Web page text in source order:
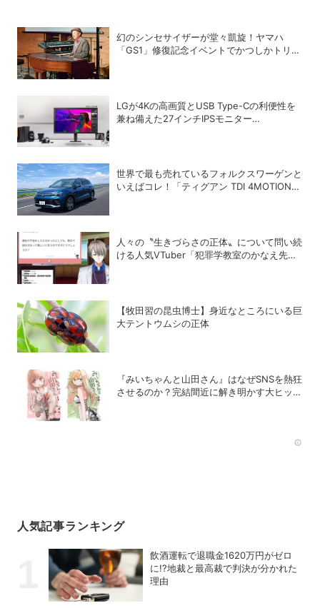
幻のシンセサイザーが堂々凱旋！ヤマハ
「GS1」修復記念イベントでかつしかトリオ
LGが4Kの高画質とUSB Type-Cの利便性を
兼ね備えた27インチIPSモニター
世界で最も売れているフォルクスワーゲンと
いえばコレ！「ティグアン TDI 4MOTION
人々の〝生きづらさの正体〟について問い続
ける人気VTuber「犯罪学教室のかなえ先
【牧田習の昆虫博士】身近なところにいる巨
大テントウムシの正体
『みいちゃんと山田さん』はなぜSNSを熱狂
させるのか？完結間近に解き明かす大ヒット
人気記事ランキング
飲酒運転で退職金1620万円がゼロ
に!?地裁と最高裁で判決が分かれた
理由